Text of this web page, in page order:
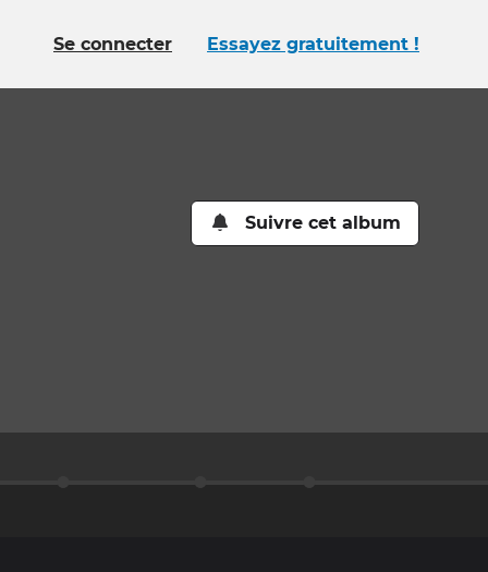
Se connecter Essayez gratuitement !
Suivre cet album